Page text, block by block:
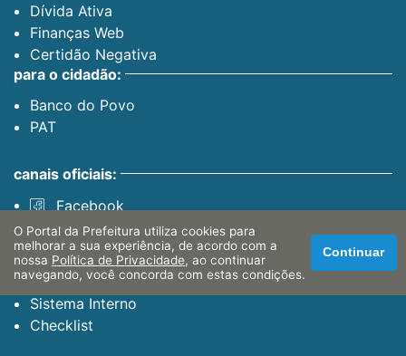
Dívida Ativa
Finanças Web
Certidão Negativa
para o cidadão:
Banco do Povo
PAT
canais oficiais:
Facebook
Instagram
Youtube
servidor:
Sistema Interno
Checklist
O Portal da Prefeitura utiliza cookies para
melhorar a sua experiência, de acordo com a
nossa Política de Privacidade, ao continuar
navegando, você concorda com estas condições.
Continuar